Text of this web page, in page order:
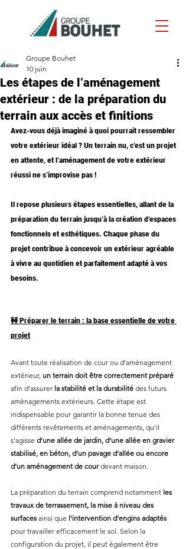
Les étapes de l’aménagement
extérieur : de la préparation du
terrain aux accès et finitions
Groupe Bouhet
10 juin
Avez-vous déjà imaginé à quoi pourrait ressembler
votre extérieur idéal ? Un terrain nu, c’est un projet
en attente, et l’aménagement de votre extérieur
réussi ne s’improvise pas !
Il repose plusieurs étapes essentielles, allant de la
préparation du terrain jusqu’à la création d’espaces
fonctionnels et esthétiques. Chaque phase du
projet contribue à concevoir un extérieur agréable
à vivre au quotidien et parfaitement adapté à vos
besoins.
🚧 Préparer le terrain : la base essentielle de votre
projet
Avant toute réalisation de cour ou d’aménagement
extérieur, un terrain doit être correctement préparé
afin d’assurer la stabilité et la durabilité des futurs
aménagements extérieurs. Cette étape est
indispensable pour garantir la bonne tenue des
différents revêtements et aménagements, qu’il
s’agisse d’une allée de jardin, d’une allée en gravier
stabilisé, en béton, d’un pavage d’allée ou encore
d’un aménagement de cour devant maison.
La préparation du terrain comprend notamment les
travaux de terrassement, la mise à niveau des
surfaces ainsi que l’intervention d’engins adaptés
pour travailler efficacement le sol. Selon la
configuration du projet, il peut également être